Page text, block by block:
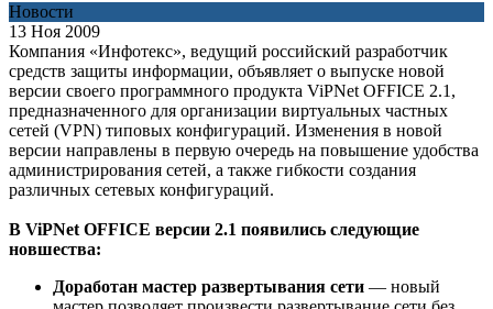
Новости
13 Ноя 2009
Компания «Инфотекс», ведущий российский разработчик
средств защиты информации, объявляет о выпуске новой
версии своего программного продукта ViPNet OFFICE 2.1,
предназначенного для организации виртуальных частных
сетей (VPN) типовых конфигураций. Изменения в новой
версии направлены в первую очередь на повышение удобства
администрирования сетей, а также гибкости создания
различных сетевых конфигураций.
В ViPNet OFFICE версии 2.1 появились следующие
новшества:
Доработан мастер развертывания сети — новый